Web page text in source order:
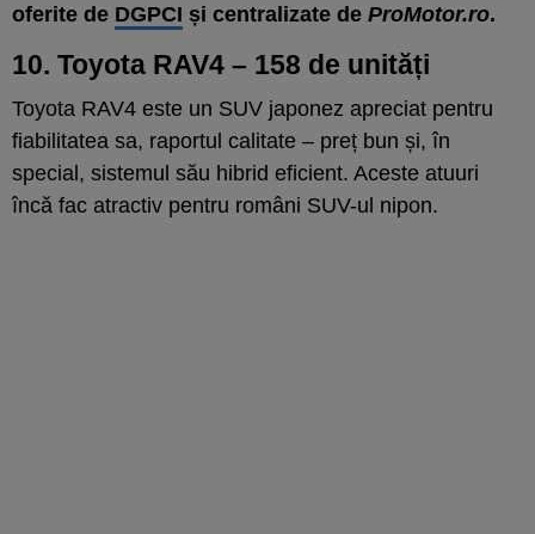
oferite de DGPCI și centralizate de ProMotor.ro.
10. Toyota RAV4 – 158 de unități
Toyota RAV4 este un SUV japonez apreciat pentru
fiabilitatea sa, raportul calitate – preț bun și, în
special, sistemul său hibrid eficient. Aceste atuuri
încă fac atractiv pentru români SUV-ul nipon.